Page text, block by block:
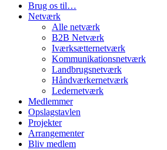
Brug os til…
Netværk
Alle netværk
B2B Netværk
Iværksætternetværk
Kommunikationsnetværk
Landbrugsnetværk
Håndværkernetværk
Ledernetværk
Medlemmer
Opslagstavlen
Projekter
Arrangementer
Bliv medlem